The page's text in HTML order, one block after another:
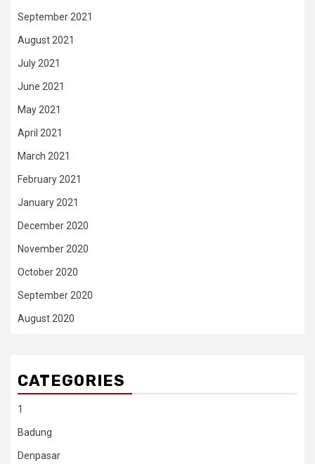
September 2021
August 2021
July 2021
June 2021
May 2021
April 2021
March 2021
February 2021
January 2021
December 2020
November 2020
October 2020
September 2020
August 2020
CATEGORIES
1
Badung
Denpasar